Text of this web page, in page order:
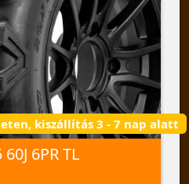
kiszállítás 3 - 7 nap alatt
6PR TL